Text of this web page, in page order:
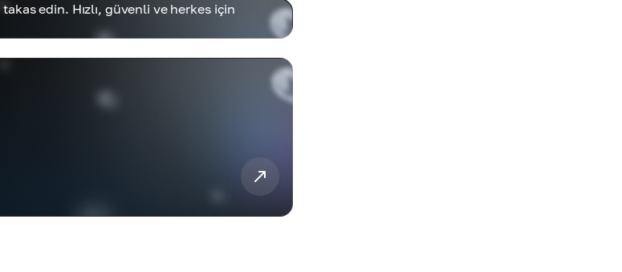
edin. Hızlı, güvenli ve herkes için